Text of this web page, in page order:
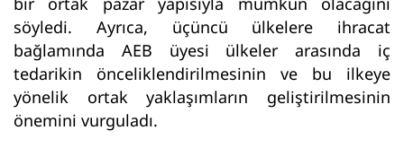
söyledi. Ayrıca, üçüncü ülkelere ihracat
bağlamında AEB üyesi ülkeler arasında iç
tedarikin önceliklendirilmesinin ve bu ilkeye
yönelik ortak yaklaşımların geliştirilmesinin
önemini vurguladı.